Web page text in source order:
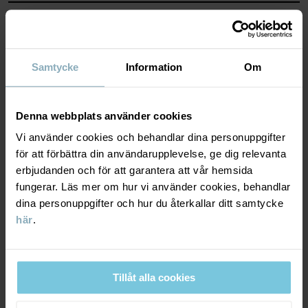
Samtycke Information Om
Denna webbplats använder cookies
Vi använder cookies och behandlar dina personuppgifter
för att förbättra din användarupplevelse, ge dig relevanta
erbjudanden och för att garantera att vår hemsida
fungerar. Läs mer om hur vi använder cookies, behandlar
dina personuppgifter och hur du återkallar ditt samtycke
här.
Tillåt alla cookies
Material
95% Cotton Organic
Skötselråd
TVÄTT
40°C maskintvätt varm
Ej torktumling
HÅLLBARHET
Leverans & retur
Leverans
kassan visas de tillgängliga leveransalternativ baserat på vilket
postnummer som ordern ska levereras till.
DU KANSKE OCKSÅ GILLAR